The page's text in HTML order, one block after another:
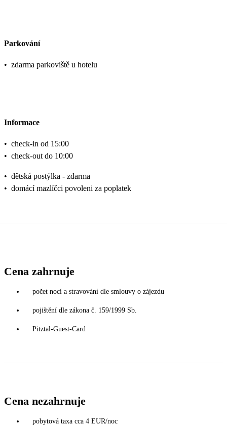
Parkování
• zdarma parkoviště u hotelu
Informace
• check-in od 15:00
• check-out do 10:00
• dětská postýlka - zdarma
• domácí mazlíčci povoleni za poplatek
Cena zahrnuje
počet nocí a stravování dle smlouvy o zájezdu
pojištění dle zákona č. 159/1999 Sb.
Pitztal-Guest-Card
Cena nezahrnuje
pobytová taxa cca 4 EUR/noc